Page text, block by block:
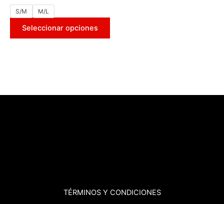
S/M M/L
Seleccionar opciones
TÉRMINOS Y CONDICIONES